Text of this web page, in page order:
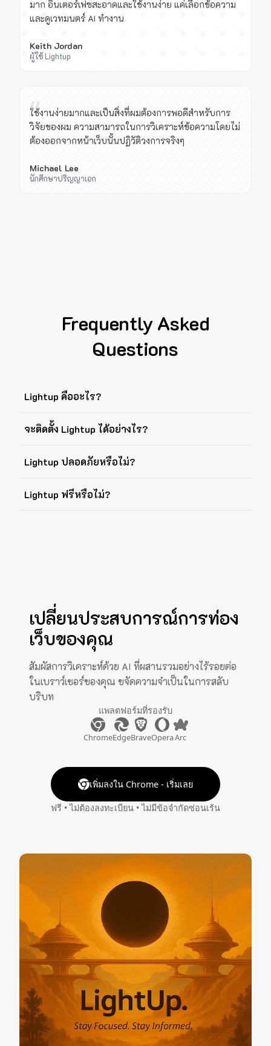
มาก อินเตอร์เฟซสะอาดและใช้งานง่าย แค่เลือกข้อความ
และดูเวทมนตร์ AI ทำงาน
Keith Jordan
ผู้ใช้ Lightup
“
ใช้งานง่ายมากและเป็นสิ่งที่ผมต้องการพอดีสำหรับการ
วิจัยของผม ความสามารถในการวิเคราะห์ข้อความโดยไม่
ต้องออกจากหน้าเว็บนั้นปฏิวัติวงการจริงๆ
Michael Lee
นักศึกษาปริญญาเอก
Frequently Asked
Questions
Lightup คืออะไร?
จะติดตั้ง Lightup ได้อย่างไร?
Lightup ปลอดภัยหรือไม่?
Lightup ฟรีหรือไม่?
เปลี่ยนประสบการณ์การท่อง
เว็บของคุณ
สัมผัสการวิเคราะห์ด้วย AI ที่ผสานรวมอย่างไร้รอยต่อ
ในเบราว์เซอร์ของคุณ ขจัดความจำเป็นในการสลับ
บริบท
แพลตฟอร์มที่รองรับ
ChromeEdgeBraveOperaArc
เพิ่มลงใน Chrome - เริ่มเลย
ฟรี • ไม่ต้องลงทะเบียน • ไม่มีข้อจำกัดซ่อนเร้น